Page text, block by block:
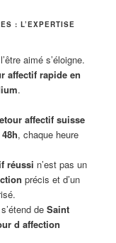
: L’EXPERTISE
aimé s’éloigne.
affectif rapide en
.
affectif suisse
, chaque heure
réussi n’est pas un
précis et d’un
de Saint
d affection